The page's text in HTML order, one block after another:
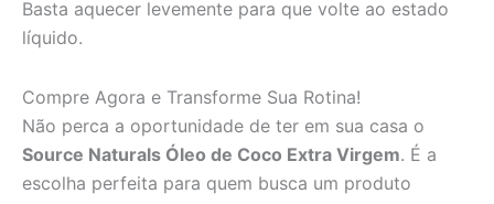
Basta aquecer levemente para que volte ao estado
líquido.
Compre Agora e Transforme Sua Rotina!
Não perca a oportunidade de ter em sua casa o
Source Naturals Óleo de Coco Extra Virgem. É a
escolha perfeita para quem busca um produto